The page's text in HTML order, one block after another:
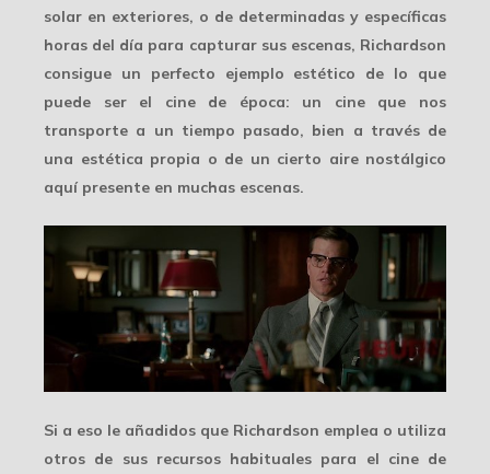
solar en exteriores, o de determinadas y específicas
horas del día para capturar sus escenas, Richardson
consigue un perfecto ejemplo estético de lo que
puede ser el cine de época: un cine que nos
transporte a un tiempo pasado, bien a través de
una estética propia o de un cierto aire nostálgico
aquí presente en muchas escenas.
Si a eso le añadidos que Richardson emplea o utiliza
otros de sus recursos habituales para el cine de